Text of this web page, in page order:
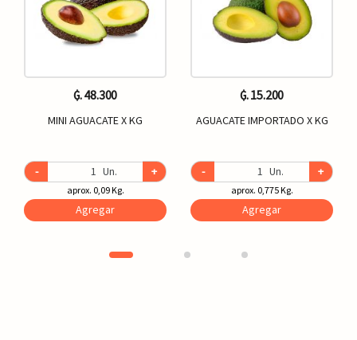
₲. 48.300
MINI AGUACATE X KG
- Un. +
aprox. 0,09 Kg.
Agregar
₲. 15.200
AGUACATE IMPORTADO X KG
- Un. +
aprox. 0,775 Kg.
Agregar